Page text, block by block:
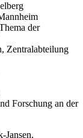
der
Zentralabteilung
Forschung an der
Jansen,